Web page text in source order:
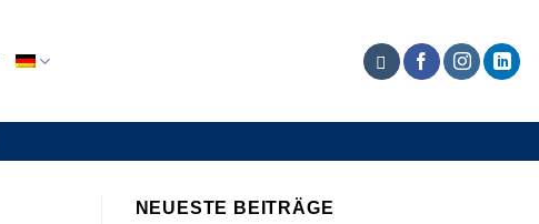
NEUESTE BEITRÄGE